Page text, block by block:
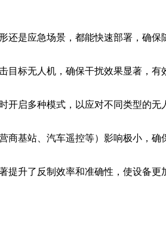
是应急场景，都能快速部署，确保
标无人机，确保干扰效果显著，有
启多种模式，以应对不同类型的无
基站、汽车遥控等）影响极小，确
升了反制效率和准确性，使设备更